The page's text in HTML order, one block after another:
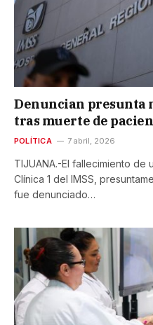
Denuncian presunta
tras muerte de
POLÍTICA 7 abril, 2026
TIJUANA.-El fallecimiento de
Clínica 1 del IMSS,
fue denunciado…